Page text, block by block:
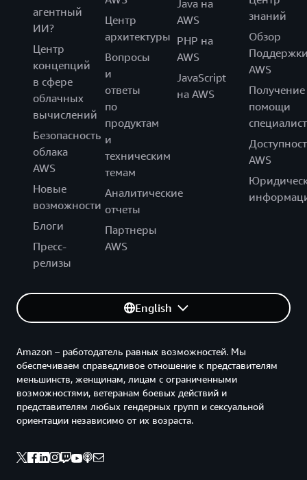
агентный
ИИ?
Центр
концепций
в сфере
облачных
вычислений
Безопасность
облака
AWS
Новые
возможности
Блоги
Пресс-
релизы
Центр
архитектуры
Вопросы
и
ответы
по
продуктам
и
техническим
темам
Аналитические
отчеты
Партнеры
AWS
Java на
AWS
PHP на
AWS
JavaScript
на AWS
знаний
Обзор
AWS
Получение
помощи
AWS
English
Amazon – работодатель равных возможностей. Мы
обеспечиваем справедливое отношение к представителям
меньшинств, женщинам, лицам с ограниченными
возможностями, ветеранам боевых действий и
представителям любых гендерных групп и сексуальной
ориентации независимо от их возраста.